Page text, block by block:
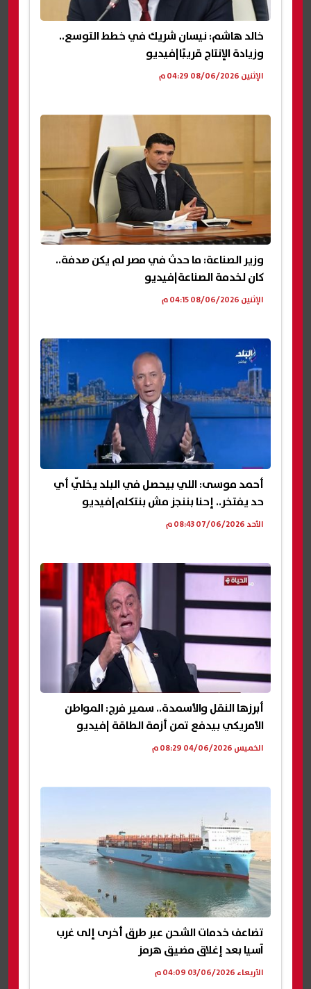
خالد هاشم: نيسان شريك في خطط التوسع..
وزيادة الإنتاج قريبًا|فيديو
الإثنين 08/06/2026 04:29 م
وزير الصناعة: ما حدث في مصر لم يكن صدفة..
كان لخدمة الصناعة|فيديو
الإثنين 08/06/2026 04:15 م
أحمد موسى: اللي بيحصل في البلد يخلّي أي
حد يفتخر.. إحنا بننجز مش بنتكلم|فيديو
الأحد 07/06/2026 08:43 م
أبرزها النقل والأسمدة.. سمير فرج: المواطن
الأمريكي بيدفع تمن أزمة الطاقة |فيديو
الخميس 04/06/2026 08:29 م
تضاعف خدمات الشحن عبر طرق أخرى إلى غرب
آسيا بعد إغلاق مضيق هرمز
الأربعاء 03/06/2026 04:09 م